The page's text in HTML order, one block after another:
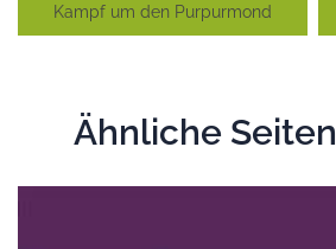
Kampf um den Purpurmond
Ähnliche Seiten